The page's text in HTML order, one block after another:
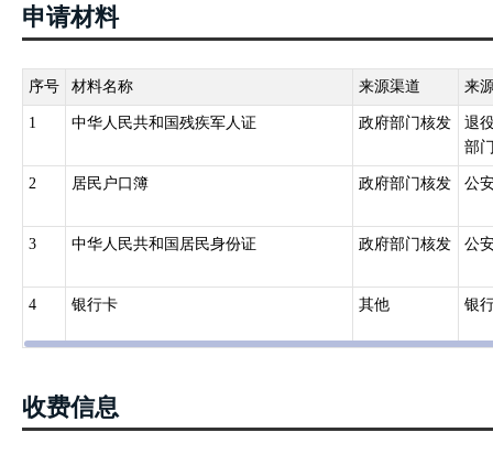
恤、医疗、护理和住房等待遇。分散供养的，购（建）房经费标准
权归分散供养的残疾退役士兵所有。分散供养的残疾退役士兵自行
的义务兵和初级士官，需要住院治疗或独身一人无直系亲属照顾的
申请材料
序号 材料名称 来源渠道 来
1 中华人民共和国残疾军人证 政府部门核发
退
部
2 居民户口簿 政府部门核发 公
3 中华人民共和国居民身份证 政府部门核发 公
4 银行卡 其他 银
收费信息